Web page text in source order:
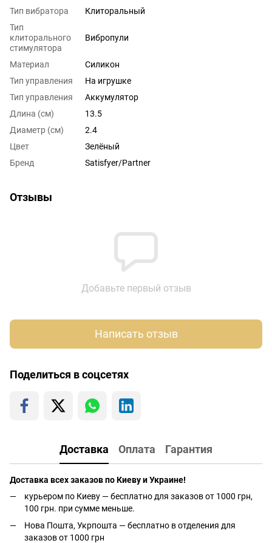
Тип вибратора
Клиторальный
Тип
клиторального
стимулятора
Вибропули
Материал
Силикон
Тип управления
На игрушке
Тип управления
Аккумулятор
Длина (см)
13.5
Диаметр (см)
2.4
Цвет
Зелёный
Бренд
Satisfyer/Partner
Отзывы
Добавьте первый отзыв
Написать отзыв
Поделиться в соцсетях
Доставка Оплата Гарантия
Доставка всех заказов по Киеву и Украине!
курьером по Киеву — бесплатно для заказов от 1000 грн,
100 грн. при сумме меньше.
Нова Пошта, Укрпошта — бесплатно в отделения для
заказов от 1000 грн